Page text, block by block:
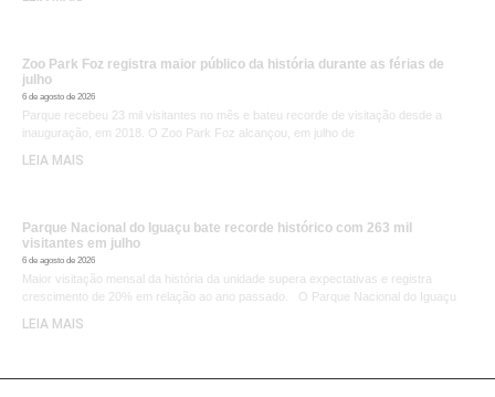
Zoo Park Foz registra maior público da história durante as férias de
julho
6 de agosto de 2026
Parque recebeu 23 mil visitantes no mês e bateu recorde de visitação desde a
inauguração, em 2018. O Zoo Park Foz alcançou, em julho de
LEIA MAIS
Parque Nacional do Iguaçu bate recorde histórico com 263 mil
visitantes em julho
6 de agosto de 2026
Maior visitação mensal da história da unidade supera expectativas e registra
crescimento de 20% em relação ao ano passado. O Parque Nacional do Iguaçu
LEIA MAIS